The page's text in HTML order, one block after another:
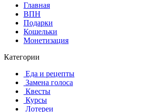
Главная
️ВПН
Подарки
Кошельки
Монетизация
Категории
️ ️Еда и рецепты
️ Замена голоса
️ Квесты
‍ Курсы
️ Лотереи